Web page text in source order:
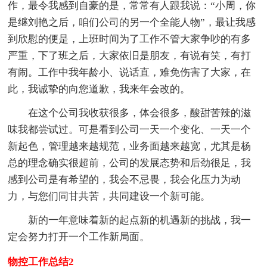
作，最令我感到自豪的是，常常有人跟我说：“小周，你
是继刘艳之后，咱们公司的另一个全能人物”，最让我感
到欣慰的便是，上班时间为了工作不管大家争吵的有多
严重，下了班之后，大家依旧是朋友，有说有笑，有打
有闹。工作中我年龄小、说话直，难免伤害了大家，在
此，我诚挚的向您道歉，我来年会改的。
在这个公司我收获很多，体会很多，酸甜苦辣的滋
味我都尝试过。可是看到公司一天一个变化、一天一个
新起色，管理越来越规范，业务面越来越宽，尤其是杨
总的理念确实很超前，公司的发展态势和后劲很足，我
感到公司是有希望的，我会不忌畏，我会化压力为动
力，与您们同甘共苦，共同建设一个新可能。
新的一年意味着新的起点新的机遇新的挑战，我一
定会努力打开一个工作新局面。
物控工作总结2